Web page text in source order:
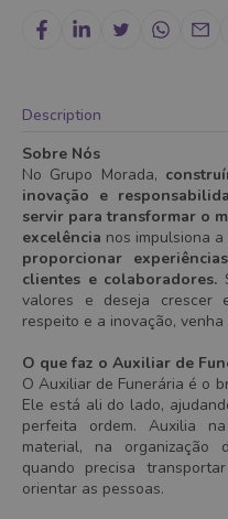
Description
Sobre Nós
No Grupo Morada,
inovação e
servir para transformar o
excelência nos impulsiona
proporcionar
clientes e colaboradores.
valores e deseja crescer
respeito e a inovação,
O que faz o Auxiliar de
O Auxiliar de Funerária é o
Ele está ali do lado,
perfeita ordem. Auxilia
material, na organização
quando precisa
orientar as pessoas.